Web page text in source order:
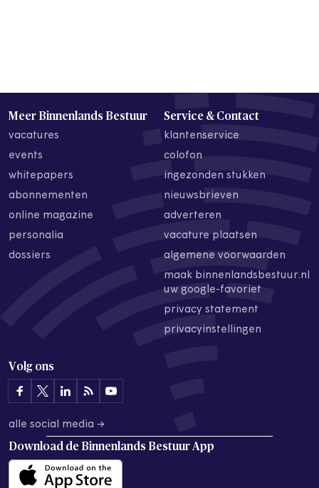
Meer Binnenlands Bestuur
vacatures
events
whitepapers
abonnementen
online magazine
personalia
dossiers
Service & Contact
klantenservice
colofon
ingezonden stukken
nieuwsbrieven
adverteren
vacature plaatsen
algemene voorwaarden
maak binnenlandsbestuur.nl
uw google-favoriet
privacy statement
privacyinstellingen
Volg ons
alle social media →
Download de Binnenlands Bestuur App